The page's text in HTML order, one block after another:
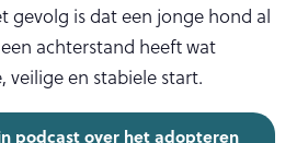
gevolg is dat een jonge hond al
achterstand heeft wat
veilige en stabiele start.
podcast over het adopteren